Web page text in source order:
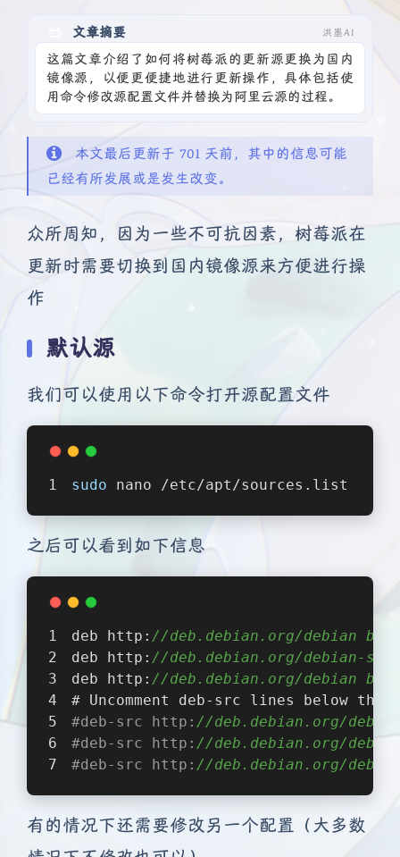
文章摘要 洪墨AI
这篇文章介绍了如何将树莓派的更新源更换为国内
镜像源，以便更便捷地进行更新操作，具体包括使
用命令修改源配置文件并替换为阿里云源的过程。
本文最后更新于 701 天前，其中的信息可能
已经有所发展或是发生改变。
众所周知，因为一些不可抗因素，树莓派在
更新时需要切换到国内镜像源来方便进行操
作
默认源
我们可以使用以下命令打开源配置文件
sudo nano /etc/apt/sources.list
之后可以看到如下信息
deb http: //deb.debian.org/debian
deb http: //deb.debian.org/debian-
deb http: //deb.debian.org/debian
# Uncomment deb-src lines below
#deb-src http: //deb.debian.org/
#deb-src http: //deb.debian.org/
#deb-src http: //deb.debian.org/
有的情况下还需要修改另一个配置（大多数